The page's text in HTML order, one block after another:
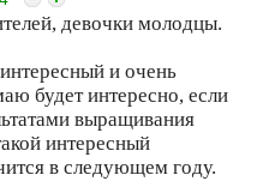
девочки молодцы.
и очень
будет интересно, если
выращивания
интересный
в следующем году.